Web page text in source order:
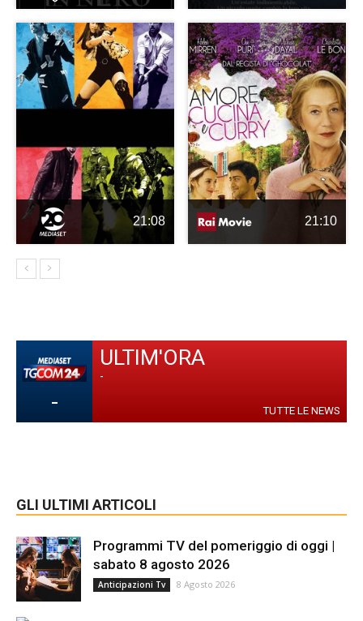
21:08 21:10
-
ULTIM'ORA
-
TUTTE LE NEWS
GLI ULTIMI ARTICOLI
Programmi TV del pomeriggio di oggi |
sabato 8 agosto 2026
Anticipazioni Tv 8 Agosto 2026